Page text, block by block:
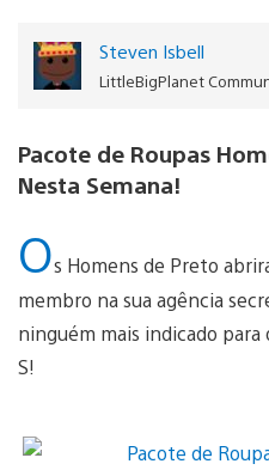
Steven Isbell
LittleBigPlanet
Pacote de Roupas
Nesta Semana!
Os Homens de Preto
membro na sua agência
ninguém mais indicado
S!